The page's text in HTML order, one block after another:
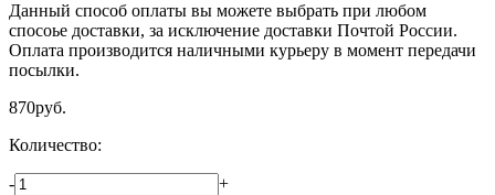
Данный способ оплаты вы можете выбрать при любом
спосоье доставки, за исключение доставки Почтой России.
Оплата производится наличными курьеру в момент передачи
посылки.
870руб.
Количество:
-
+